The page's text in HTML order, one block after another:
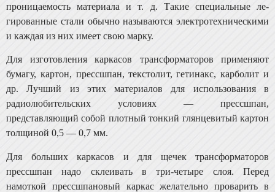
проницаемость материала и т. д. Такие специальные ле­
гированные стали обычно называются электротехническими
и каждая из них имеет свою марку.
Для изготовления каркасов трансформаторов приме­няют
бумагу, картон, прессшпан, текстолит, гетинакс, карболит и
др. Лучший из этих материалов для исполь­зования в
радиолюбительских условиях — прессшпан,
представляющий собой плотный тонкий глянцевитый кар­тон
толщиной 0,5 — 0,7 мм.
Для больших каркасов и для щечек трансформато­ров
прессшпан надо склеивать в три-четыре слоя. Перед
намоткой прессшпановый каркас желательно проварить в